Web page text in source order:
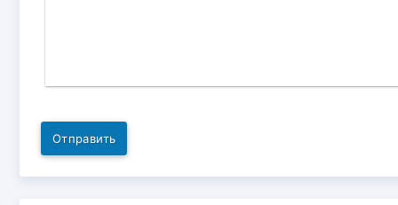
Отправить